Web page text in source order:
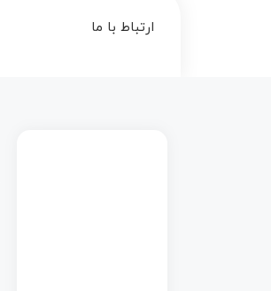
ارتباط با ما